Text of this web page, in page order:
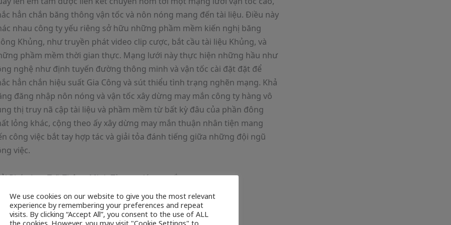
hẳn chắn băng thông vận tốc và nôn nóng mang đến tài liệu. Điều này
nhau công ty yếu riêng sở hữu những phầm mềm kiến nghị băng
Khủng, như truyền phát video clip cược, bắt cầu tài liệu Khủng, và
phầm mềm thời gian thực. Mạng lưới này thực hiện những hầu như
nghệ như định tuyến đường thông minh và vận tốc cài đặt đặt để
hẳn chắn hiệu suất Gia Công và sút thiểu tình trạng nghẽn mạng. Khả
đăng nhập nôn nóng và vận tốc xây dừng may mắn công ty hàng vô
thị truy nã cập tài liệu và phầm mềm từ bất kỳ đâu của phần đông
lỏng khác, cộng theo ấy xây dừng may mắn thuận nhân tiện mang
công việc bắt tay hợp tác và giải tỏa đánh tiếng giữa những đội ngũ
việc.
Pháp Lưu Trữ Thông Minh Từ quay lén em tắm
Xem
We use cookies on our website to give you the most relevant
experience by remembering your preferences and repeat
visits. By clicking “Accept All”, you consent to the use of ALL
the cookies. However, you may visit "Cookie Settings" to